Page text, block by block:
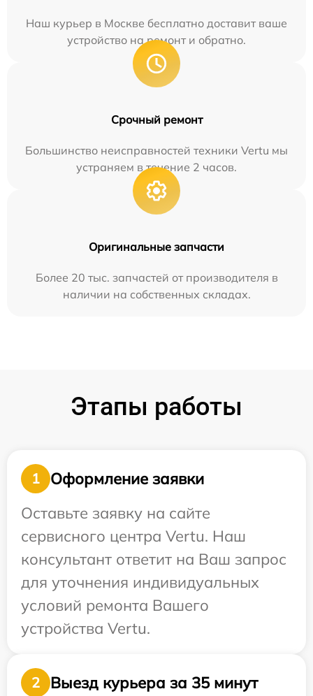
Наш курьер в Москве бесплатно доставит ваше
устройство на ремонт и обратно.
Срочный ремонт
Большинство неисправностей техники Vertu мы
устраняем в течение 2 часов.
Оригинальные запчасти
Более 20 тыс. запчастей от производителя в
наличии на собственных складах.
Этапы работы
1
Оформление заявки
Оставьте заявку на сайте
сервисного центра Vertu. Наш
консультант ответит на Ваш запрос
для уточнения индивидуальных
условий ремонта Вашего
устройства Vertu.
2 Выезд курьера за 35 минут